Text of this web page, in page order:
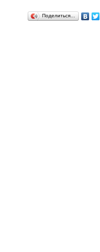
Поделиться…